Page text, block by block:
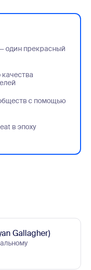
один прекрасный
— один прекрасный
качества
с помощью
сообществ с помощью
в эпоху
+ Neat в эпоху
Gallagher)